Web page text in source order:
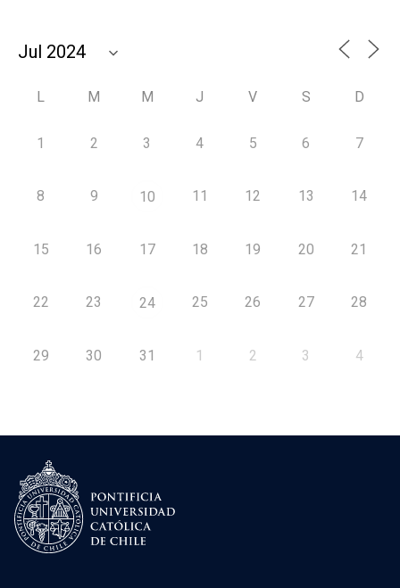
L M M J V S D
1 2 3 4 5 6 7
8 9 10 11 12 13 14
15 16 17 18 19 20 21
22 23 24 25 26 27 28
29 30 31 1 2 3 4